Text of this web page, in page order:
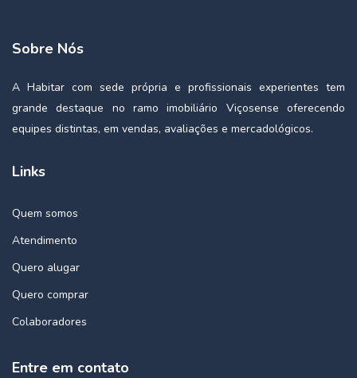
Sobre Nós
A Habitar com sede própria e profissionais experientes tem
grande destaque no ramo imobiliário Viçosense oferecendo
equipes distintas, em vendas, avaliações e mercadológicos.
Links
Quem somos
Atendimento
Quero alugar
Quero comprar
Colaboradores
Entre em contato